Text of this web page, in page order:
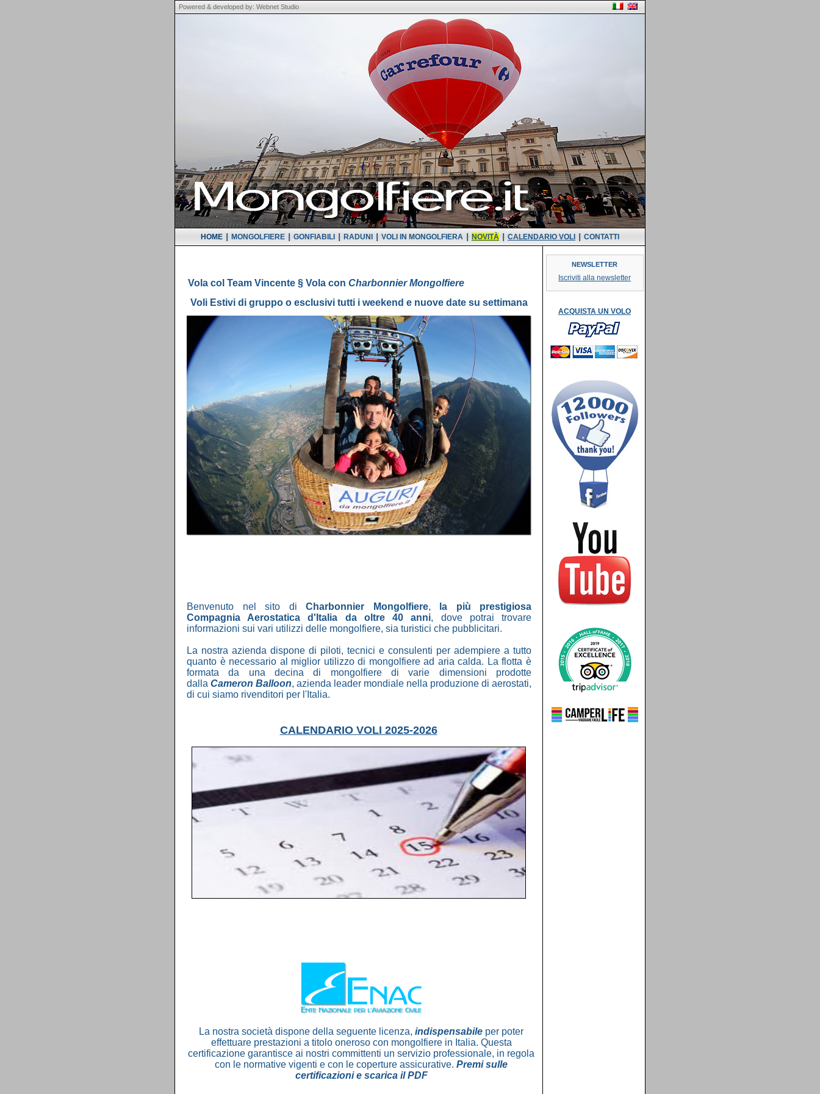
Powered & developed by: Webnet Studio
HOME MONGOLFIERE GONFIABILI RADUNI VOLI IN MONGOLFIERA NOVITÀ CALENDARIO VOLI CONTATTI
Vola col Team Vincente § Vola con Charbonnier Mongolfiere
Voli Estivi di gruppo o esclusivi tutti i weekend e nuove date su settimana
Benvenuto nel sito di Charbonnier Mongolfiere,
la più prestigiosa
Compagnia Aerostatica d'Italia da oltre 40 anni, dove potrai trovare
informazioni sui vari utilizzi delle mongolfiere, sia turistici che pubblicitari.
La nostra azienda dispone di piloti, tecnici e consulenti per adempiere a tutto
quanto è necessario al miglior utilizzo di mongolfiere ad aria calda. La flotta è
formata da una decina di mongolfiere di varie dimensioni prodotte
dalla Cameron Balloon, azienda leader mondiale nella produzione di aerostati,
di cui siamo rivenditori per l'Italia.
CALENDARIO VOLI 2025-2026
La nostra società dispone della seguente licenza, indispensabile per poter
effettuare prestazioni a titolo oneroso con mongolfiere in Italia. Questa
certificazione garantisce ai nostri committenti un servizio professionale, in regola
con le normative vigenti e con le coperture assicurative. Premi sulle
certificazioni e scarica il PDF
NEWSLETTER
Iscriviti alla newsletter
ACQUISTA UN VOLO